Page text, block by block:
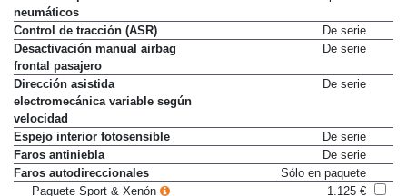
Control de presión en
neumáticos
Control de tracción (ASR)
De serie
Desactivación manual airbag
frontal pasajero
Dirección asistida
electromecánica variable según
velocidad
Espejo interior fotosensible
De serie
Faros antiniebla
De serie
Faros autodireccionales
Sólo en paquete